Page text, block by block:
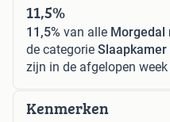
11,5%
11,5% van alle Morgedal
de categorie
zijn in de afgelopen
Kenmerken